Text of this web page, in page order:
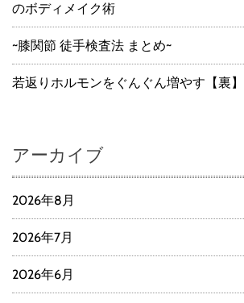
のボディメイク術
~膝関節 徒手検査法 まとめ~
若返りホルモンをぐんぐん増やす【裏
アーカイブ
2026年8月
2026年7月
2026年6月